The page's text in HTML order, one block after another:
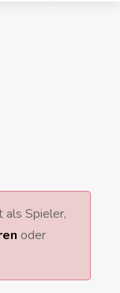
als Spieler,
oder